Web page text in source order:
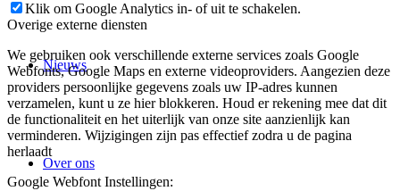
Nieuws
Over ons
Klik om Google Analytics in- of uit te schakelen.
Overige externe diensten
We gebruiken ook verschillende externe services zoals Google
Webfonts, Google Maps en externe videoproviders. Aangezien deze
providers persoonlijke gegevens zoals uw IP-adres kunnen
verzamelen, kunt u ze hier blokkeren. Houd er rekening mee dat dit
de functionaliteit en het uiterlijk van onze site aanzienlijk kan
verminderen. Wijzigingen zijn pas effectief zodra u de pagina
herlaadt
Google Webfont Instellingen: